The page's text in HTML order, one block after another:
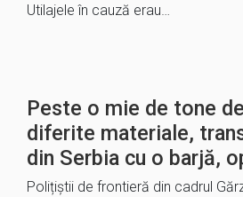
Utilajele în cauză erau…
Peste o mie de tone
diferite materiale,
din Serbia cu o barjă,
Polițiștii de frontieră din cadrul